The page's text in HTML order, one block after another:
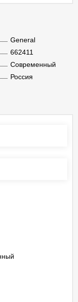
General
662411
Современный
Россия